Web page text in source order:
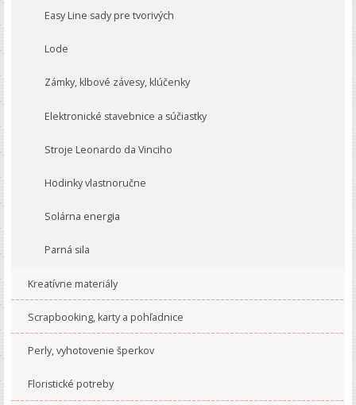
Easy Line sady pre tvorivých
Lode
Zámky, klbové závesy, klúčenky
Elektronické stavebnice a súčiastky
Stroje Leonardo da Vinciho
Hodinky vlastnoručne
Solárna energia
Parná sila
Kreatívne materiály
Scrapbooking, karty a pohľadnice
Perly, vyhotovenie šperkov
Floristické potreby